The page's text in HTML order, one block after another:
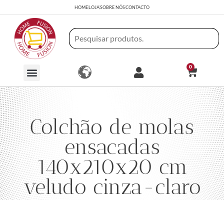
HOMELOJASOBRE NÓSCONTACTO
0
Colchão de molas
ensacadas
140x210x20 cm
veludo cinza-claro